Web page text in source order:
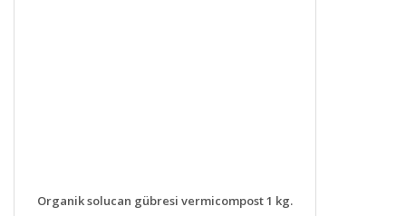
DETAYLAR
Organik solucan gübresi vermicompost 1 kg.